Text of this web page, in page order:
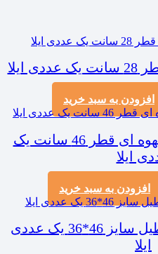
ایلا
افزودن به سبد خرید
سینی ترمزدار گرد قهوه ای قطر 46 سانت یک
ایلا
افزودن به سبد خرید
سینی ترمز دار مستطیل سایز 46*36 یک عددی
ایلا